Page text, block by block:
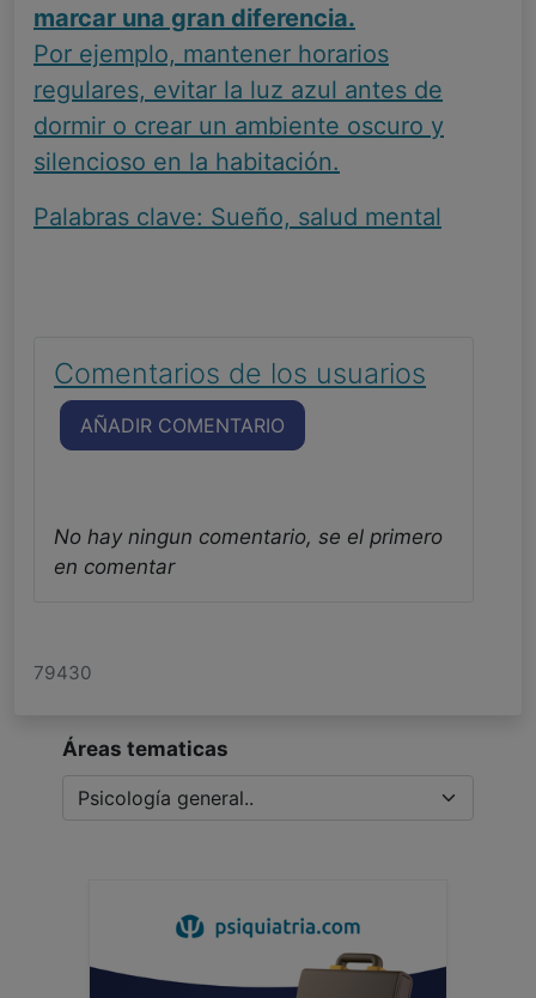
marcar una gran diferencia.
Por ejemplo, mantener horarios
regulares, evitar la luz azul antes de
dormir o crear un ambiente oscuro y
silencioso en la habitación.
Palabras clave: Sueño, salud mental
Comentarios de los usuarios
AÑADIR COMENTARIO
No hay ningun comentario, se el primero
en comentar
79430
Áreas tematicas